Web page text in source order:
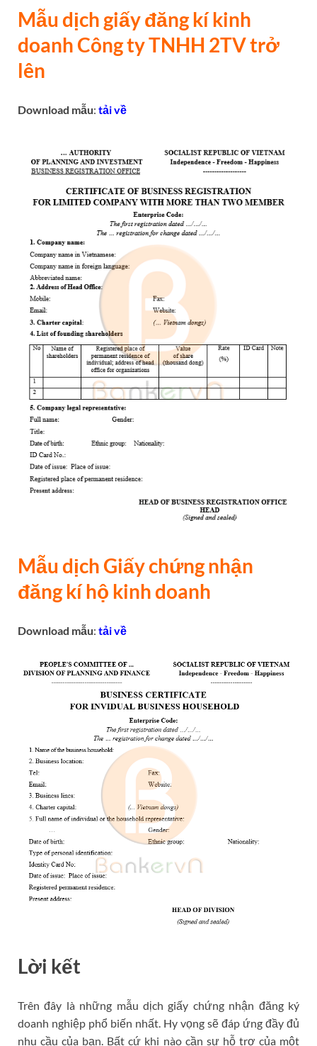
Mẫu dịch giấy đăng kí kinh
doanh Công tyTNHH 2TV trở
lên
Download mẫu: tải về
Mẫu dịch Giấy chứng nhận
đăng kí hộ kinh doanh
Download mẫu: tải về
Lời kết
Trên đây là những mẫu dịch giấy chứng nhận đăng ký
doanh nghiệp phổ biến nhất. Hy vọng sẽ đáp ứng đầy đủ
nhu cầu của bạn. Bất cứ khi nào cần sự hỗ trợ của một